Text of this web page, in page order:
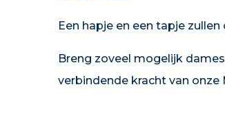
Een hapje en een tapje
Breng zoveel mogelijk
verbindende kracht van onze